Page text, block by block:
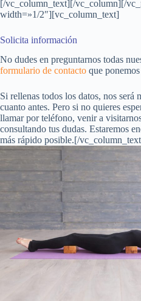
[/vc_column_text][/vc_column][/
width=»1/2″][vc_column_text]
Solicita información
No dudes en preguntarnos todas
formulario de contacto que
Si rellenas todos los datos, nos será
cuanto antes. Pero si no quieres
llamar por teléfono, venir a
consultando tus dudas. Estaremos
más rápido posible.[/